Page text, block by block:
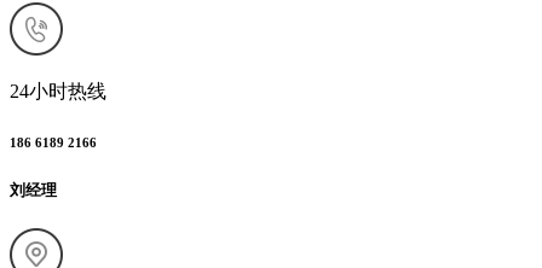
24小时热线
186 6189 2166
刘经理